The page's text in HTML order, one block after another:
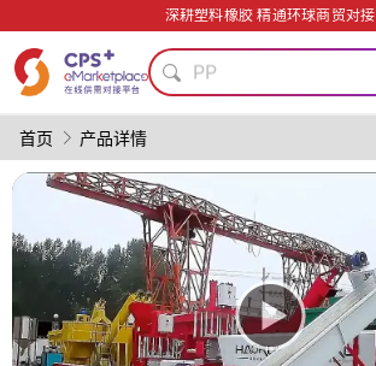
深耕塑料橡胶 精通环球商贸对接
节能
PP
再生料加工
定制化
绿色成型方案
PET
数字化生产
功能材料
节能
模具
首页 产品详情